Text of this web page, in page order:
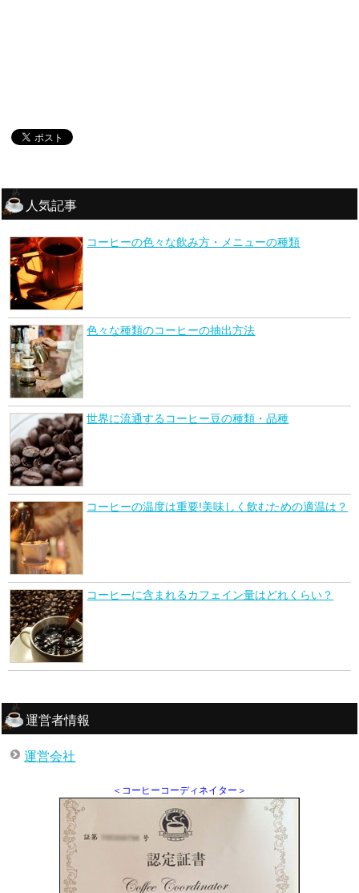
人気記事
コーヒーの色々な飲み方・メニューの種類
色々な種類のコーヒーの抽出方法
世界に流通するコーヒー豆の種類・品種
コーヒーの温度は重要!美味しく飲むための適温は？
コーヒーに含まれるカフェイン量はどれくらい？
運営者情報
運営会社
＜コーヒーコーディネイター＞